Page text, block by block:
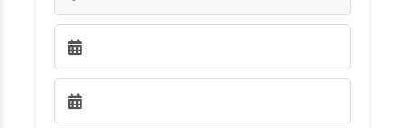
Anreise wählen:
Abreise wählen: